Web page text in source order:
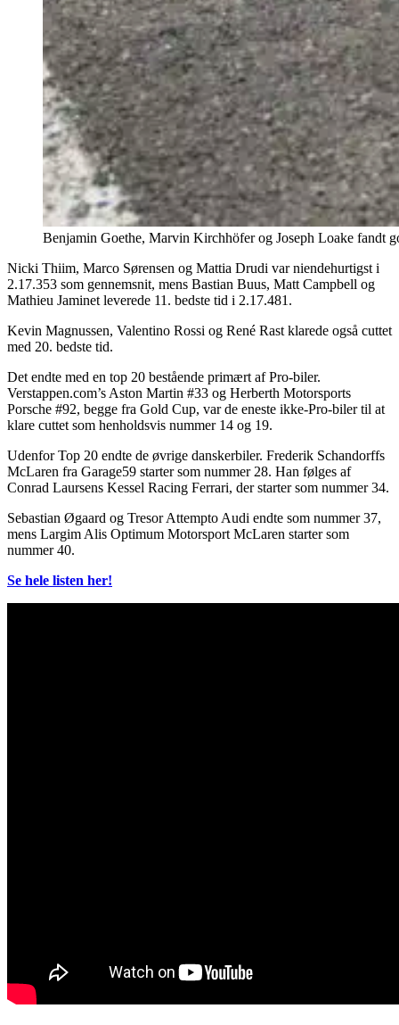
Benjamin Goethe, Marvin Kirchhöfer og Joseph Loake fandt
Nicki Thiim, Marco Sørensen og Mattia Drudi var niendehurtigst i
2.17.353 som gennemsnit, mens Bastian Buus, Matt Campbell og
Mathieu Jaminet leverede 11. bedste tid i 2.17.481.
Kevin Magnussen, Valentino Rossi og René Rast klarede også cuttet
med 20. bedste tid.
Det endte med en top 20 bestående primært af Pro-biler.
Verstappen.com’s Aston Martin #33 og Herberth Motorsports
Porsche #92, begge fra Gold Cup, var de eneste ikke-Pro-biler til at
klare cuttet som henholdsvis nummer 14 og 19.
Udenfor Top 20 endte de øvrige danskerbiler. Frederik Schandorffs
McLaren fra Garage59 starter som nummer 28. Han følges af
Conrad Laursens Kessel Racing Ferrari, der starter som nummer 34.
Sebastian Øgaard og Tresor Attempto Audi endte som nummer 37,
mens Largim Alis Optimum Motorsport McLaren starter som
nummer 40.
Se hele listen her!